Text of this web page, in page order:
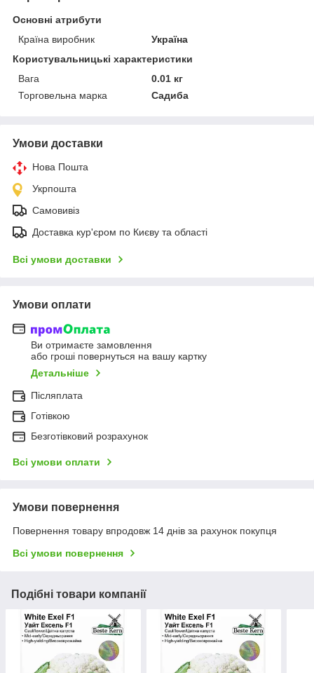
Основні атрибути
Країна виробник
Україна
Користувальницькі характеристики
Вага
0.01 кг
Торговельна марка
Садиба
Умови доставки
Нова Пошта
Укрпошта
Самовивіз
Доставка кур'єром по Києву та області
Всі умови доставки
Умови оплати
Ви отримаєте замовлення
або гроші повернуться на вашу картку
Детальніше
Післяплата
Готівкою
Безготівковий розрахунок
Всі умови оплати
Умови повернення
Повернення товару впродовж 14 днів за рахунок покупця
Всі умови повернення
Подібні товари компанії